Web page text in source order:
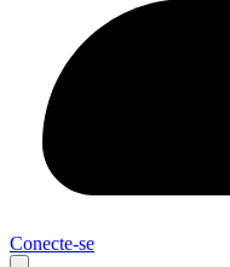
Conecte-se